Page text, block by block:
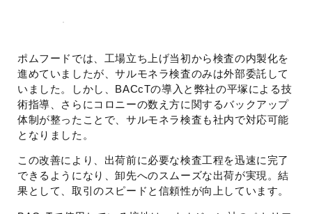
ポムフードでは、工場立ち上げ当初から検査の内製化を
進めていましたが、サルモネラ検査のみは外部委託して
いました。しかし、BACcTの導入と弊社の平塚による技
術指導、さらにコロニーの数え方に関するバックアップ
体制が整ったことで、サルモネラ検査も社内で対応可能
となりました。
この改善により、出荷前に必要な検査工程を迅速に完了
できるようになり、卸先へのスムーズな出荷が実現。結
果として、取引のスピードと信頼性が向上しています。